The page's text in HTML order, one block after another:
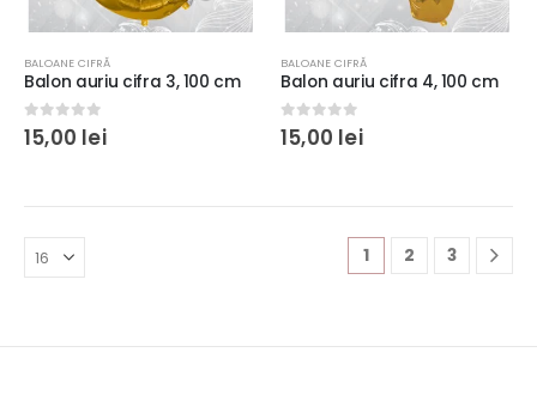
BALOANE CIFRĂ
Balon auriu cifra 3, 100 cm
0out of 5
15,00 lei
BALOANE CIFRĂ
Balon auriu cifra 4, 100 cm
0out of 5
15,00 lei
1 2 3